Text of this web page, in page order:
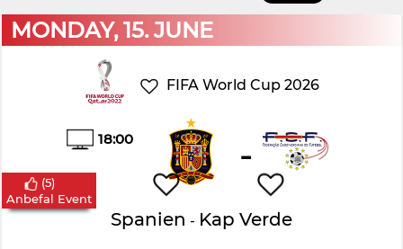
Kontakt
bruger
ind
MONDAY, 15. JUNE
FIFA World Cup 2026
18:00 -
Spanien - Kap Verde
(5)
Anbefal Event